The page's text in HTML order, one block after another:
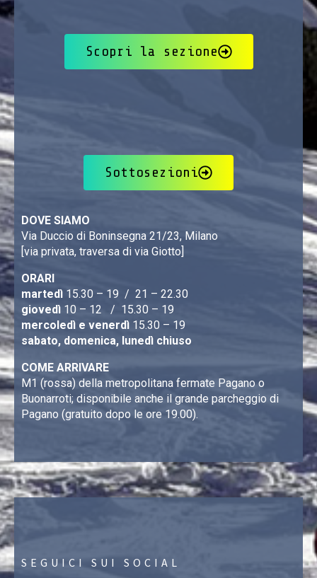
Scopri la sezione
Sottosezioni
DOVE SIAMO
Via Duccio di Boninsegna 21/23, Milano
[via privata, traversa di via Giotto]
ORARI
martedì 15.30 – 19 / 21 – 22.30
giovedì 10 – 12 / 15.30 – 19
mercoledì e venerdì 15.30 – 19
sabato, domenica, lunedì chiuso
COME ARRIVARE
M1 (rossa) della metropolitana fermate Pagano o
Buonarroti; disponibile anche il grande parcheggio di
Pagano (gratuito dopo le ore 19.00).
SEGUICI SUI SOCIAL